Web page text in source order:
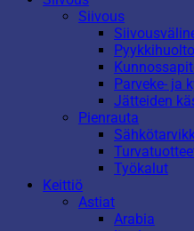
Siivous
Pyykkihuolto
Parveke- ja
Jätteiden
Pienrauta
Työkalut
Keittiö
Astiat
Arabia